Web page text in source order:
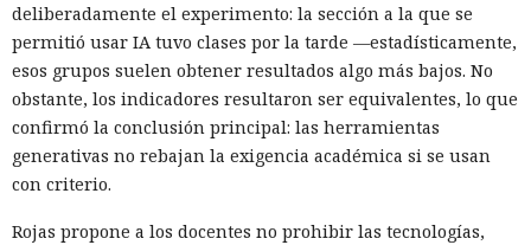
deliberadamente el experimento: la sección a la que se
permitió usar IA tuvo clases por la tarde —estadísticamente,
esos grupos suelen obtener resultados algo más bajos. No
obstante, los indicadores resultaron ser equivalentes, lo que
confirmó la conclusión principal: las herramientas
generativas no rebajan la exigencia académica si se usan
con criterio.
Rojas propone a los docentes no prohibir las tecnologías,